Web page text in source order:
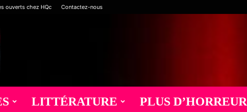
ouverts chez HQc Contactez-nous
LITTÉRATURE PLUS D’HORREUR